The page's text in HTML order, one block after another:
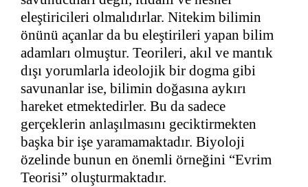
eleştiricileri olmalıdırlar. Nitekim bilimin
önünü açanlar da bu eleştirileri yapan bilim
adamları olmuştur. Teorileri, akıl ve mantık
dışı yorumlarla ideolojik bir dogma gibi
savunanlar ise, bilimin doğasına aykırı
hareket etmektedirler. Bu da sadece
gerçeklerin anlaşılmasını geciktirmekten
başka bir işe yaramamaktadır. Biyoloji
özelinde bunun en önemli örneğini “Evrim
Teorisi” oluşturmaktadır.